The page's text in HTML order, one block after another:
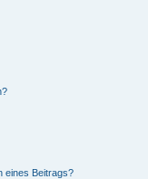
eines Beitrags?